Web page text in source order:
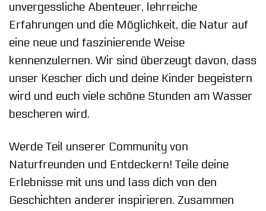
unvergessliche Abenteuer, lehrreiche
Erfahrungen und die Möglichkeit, die Natur auf
eine neue und faszinierende Weise
kennenzulernen. Wir sind überzeugt davon, dass
unser Kescher dich und deine Kinder begeistern
wird und euch viele schöne Stunden am Wasser
bescheren wird.
Werde Teil unserer Community von
Naturfreunden und Entdeckern! Teile deine
Erlebnisse mit uns und lass dich von den
Geschichten anderer inspirieren. Zusammen